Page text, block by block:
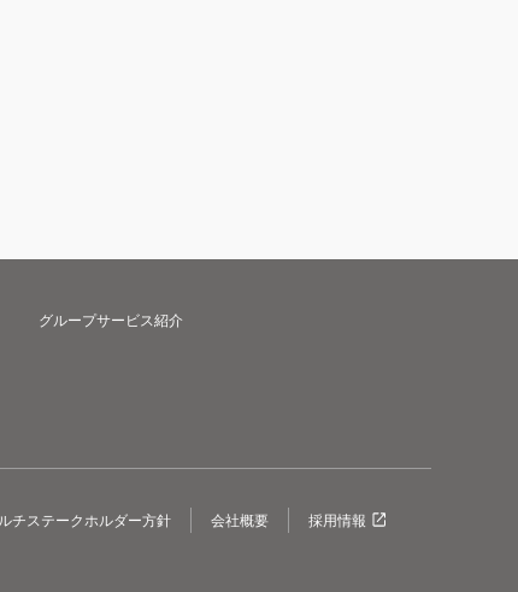
グループサービス紹介
チステークホルダー方針 会社概要 採用情報